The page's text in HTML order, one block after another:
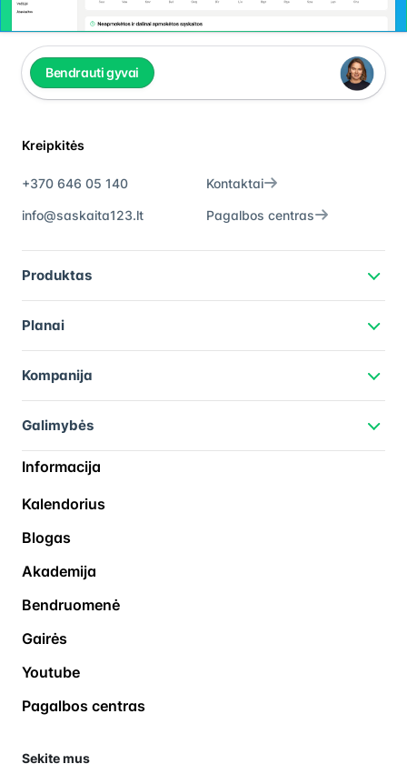
Bendrauti gyvai
Kreipkitės
+370 646 05 140
info@saskaita123.lt
Kontaktai
Pagalbos centras
Produktas
Planai
Kompanija
Galimybės
Informacija
Kalendorius
Blogas
Akademija
Bendruomenė
Gairės
Youtube
Pagalbos centras
Sekite mus